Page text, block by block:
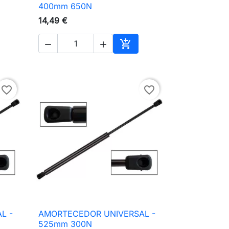
ao carrinho
400mm 650N
14,49 €
  
Adicionar ao carrinho
favorite_border
-
favorite_border
 Vista rápida
AMORTECEDOR UNIVERSAL -
525mm 300N